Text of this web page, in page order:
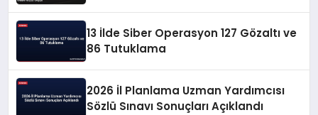
13 İlde Siber Operasyon 127 Gözaltı ve
86 Tutuklama
2026 İl Planlama Uzman Yardımcısı
Sözlü Sınavı Sonuçları Açıklandı